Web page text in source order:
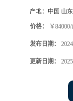
产地： 中国 山
价格： ￥84000/
发布日期：
更新日期：